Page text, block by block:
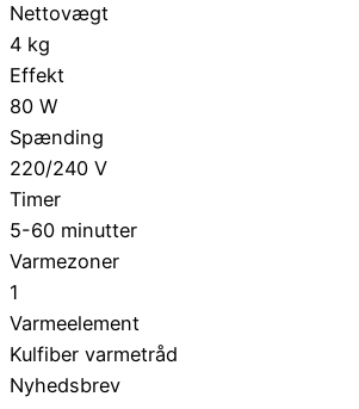
Nettovægt
4 kg
Effekt
80 W
Spænding
220/240 V
Timer
5-60 minutter
Varmezoner
1
Varmeelement
Kulfiber varmetråd
Nyhedsbrev